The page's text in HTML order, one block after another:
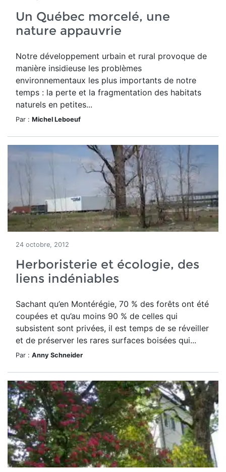
Un Québec morcelé, une
nature appauvrie
Notre développement urbain et rural provoque de
manière insidieuse les problèmes
environnementaux les plus importants de notre
temps : la perte et la fragmentation des habitats
naturels en petites...
Par : Michel Leboeuf
24 octobre, 2012
Herboristerie et écologie, des
liens indéniables
Sachant qu’en Montérégie, 70 % des forêts ont été
coupées et qu’au moins 90 % de celles qui
subsistent sont privées, il est temps de se réveiller
et de préserver les rares surfaces boisées qui...
Par : Anny Schneider